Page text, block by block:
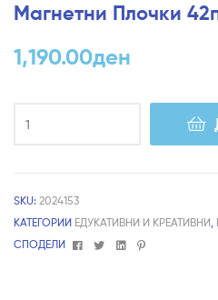
Магнетни Плочки
1,190.00ден
SKU: 2024153
КАТЕГОРИИ ЕДУКАТИВНИ И КРЕАТИВНИ,
СПОДЕЛИ
FacebookTwitterLinkedin
Pinterest